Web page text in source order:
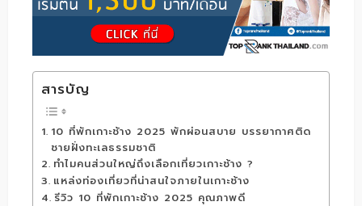
สารบัญ
10 ที่พักเกาะช้าง 2025 พักผ่อนสบาย บรรยากาศติด
ชายฝั่งทะเลธรรมชาติ
ทำไมคนส่วนใหญ่ถึงเลือกเที่ยวเกาะช้าง ?
แหล่งท่องเที่ยวที่น่าสนใจภายในเกาะช้าง
รีวิว 10 ที่พักเกาะช้าง 2025 คุณภาพดี